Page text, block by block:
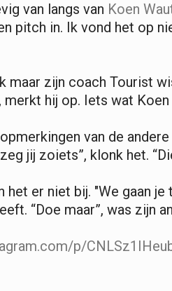
van langs van Koen
pitch in. Ik vond het op
maar zijn coach Tourist
merkt hij op. Iets wat
van de
jij zoiets”, klonk het.
het er niet bij. "We gaan
“Doe maar”, was zijn
p/